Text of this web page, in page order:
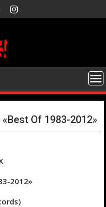
«Best Of 1983-2012»
2012»